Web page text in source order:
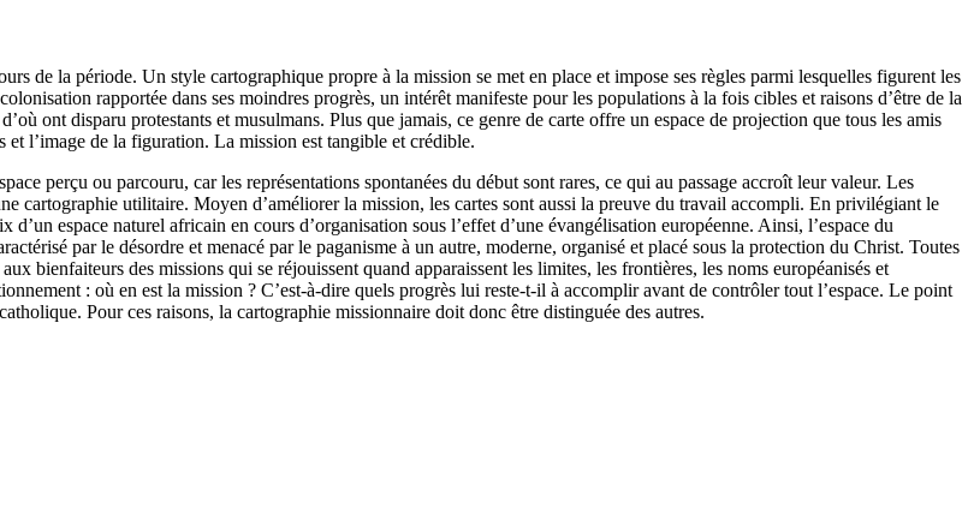
de la période. Un style cartographique propre à la mission se met en place et impose ses règles parmi lesquelles figurent les
rapportée dans ses moindres progrès, un intérêt manifeste pour les populations à la fois cibles et raisons d’être de la
ont disparu protestants et musulmans. Plus que jamais, ce genre de carte offre un espace de projection que tous les amis
et l’image de la figuration. La mission est tangible et crédible.
perçu ou parcouru, car les représentations spontanées du début sont rares, ce qui au passage accroît leur valeur. Les
cartographie utilitaire. Moyen d’améliorer la mission, les cartes sont aussi la preuve du travail accompli. En privilégiant le
espace naturel africain en cours d’organisation sous l’effet d’une évangélisation européenne. Ainsi, l’espace du
par le désordre et menacé par le paganisme à un autre, moderne, organisé et placé sous la protection du Christ. Toutes
bienfaiteurs des missions qui se réjouissent quand apparaissent les limites, les frontières, les noms européanisés et
: où en est la mission ? C’est-à-dire quels progrès lui reste-t-il à accomplir avant de contrôler tout l’espace. Le point
Pour ces raisons, la cartographie missionnaire doit donc être distinguée des autres.